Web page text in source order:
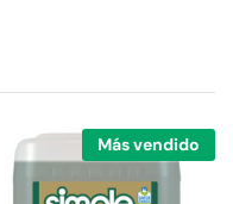
Más vendido